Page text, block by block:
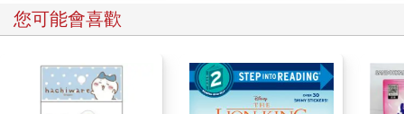
意給予賜教，讓我們還有進步學習的空間。
您可能會喜歡